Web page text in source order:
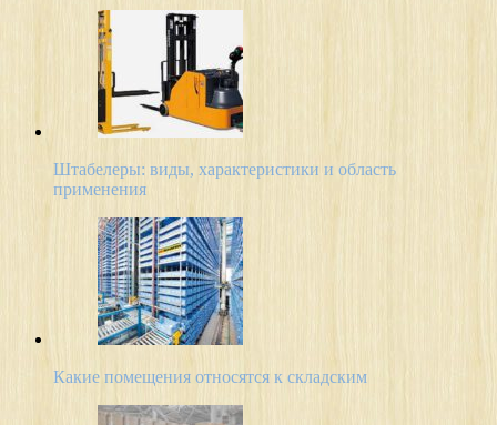
Штабелеры: виды, характеристики и область
применения
Какие помещения относятся к складским